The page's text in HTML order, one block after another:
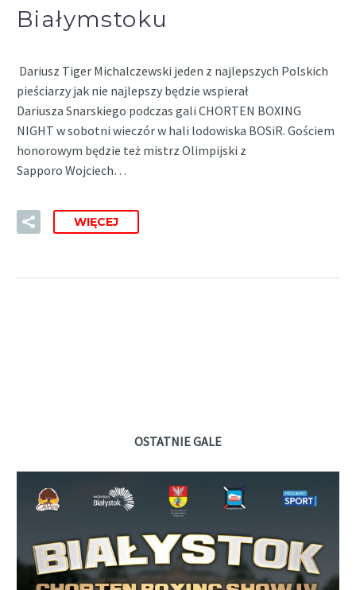
Białymstoku
Dariusz Tiger Michalczewski jeden z najlepszych Polskich
pieściarzy jak nie najlepszy będzie wspierał
Dariusza Snarskiego podczas gali CHORTEN BOXING
NIGHT w sobotni wieczór w hali lodowiska BOSiR. Gościem
honorowym będzie też mistrz Olimpijski z
Sapporo Wojciech…
WIĘCEJ
OSTATNIE GALE